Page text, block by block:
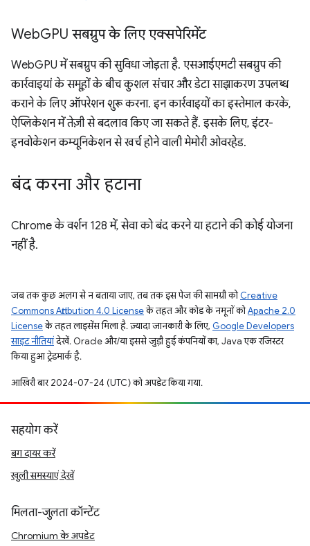
WebGPU सबग्रुप के लिए एक्सपेरिमेंट
WebGPU में सबग्रुप की सुविधा जोड़ता है. एसआईएमटी सबग्रुप की
कार्रवाइयां के समूहों के बीच कुशल संचार और डेटा साझाकरण उपलब्ध
कराने के लिए ऑपरेशन शुरू करना. इन कार्रवाइयों का इस्तेमाल करके,
ऐप्लिकेशन में तेज़ी से बदलाव किए जा सकते हैं. इसके लिए, इंटर-
इनवोकेशन कम्यूनिकेशन से खर्च होने वाली मेमोरी ओवरहेड.
बंद करना और हटाना
Chrome के वर्शन 128 में, सेवा को बंद करने या हटाने की कोई योजना
नहीं है.
जब तक कुछ अलग से न बताया जाए, तब तक इस पेज की सामग्री कोCreative
Commons Attribution 4.0 Licenseके तहत और कोड के नमूनों कोApache 2.0
Licenseके तहत लाइसेंस मिला है. ज़्यादा जानकारी के लिए, Google Developers
साइट नीतियांदेखें. Oracle और/या इससे जुड़ी हुई कंपनियों का, Java एक रजिस्टर
किया हुआ ट्रेडमार्क है.
आखिरी बार 2024-07-24 (UTC) को अपडेट किया गया.
सहयोग करें
बग दायर करें
खुली समस्याएं देखें
मिलता-जुलता कॉन्टेंट
Chromium के अपडेट